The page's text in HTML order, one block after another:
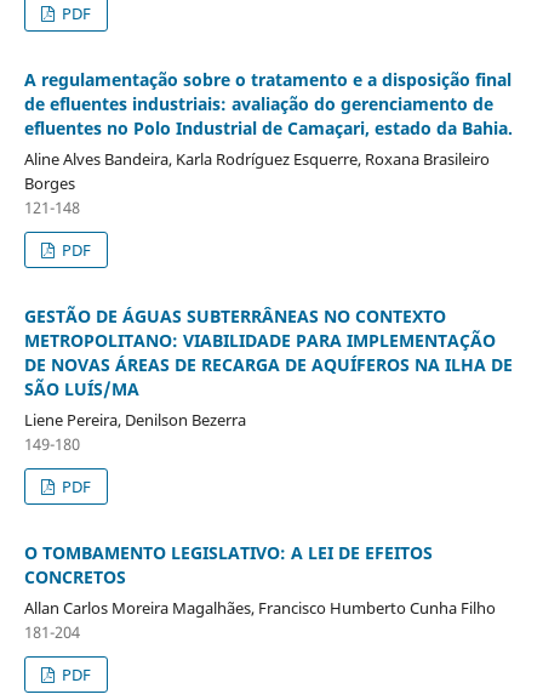
PDF
A regulamentação sobre o tratamento e a disposição final
de efluentes industriais: avaliação do gerenciamento de
efluentes no Polo Industrial de Camaçari, estado da Bahia.
Aline Alves Bandeira, Karla Rodríguez Esquerre, Roxana Brasileiro
Borges
121-148
PDF
GESTÃO DE ÁGUAS SUBTERRÂNEAS NO CONTEXTO
METROPOLITANO: VIABILIDADE PARA IMPLEMENTAÇÃO
DE NOVAS ÁREAS DE RECARGA DE AQUÍFEROS NA ILHA DE
SÃO LUÍS/MA
Liene Pereira, Denilson Bezerra
149-180
PDF
O TOMBAMENTO LEGISLATIVO: A LEI DE EFEITOS
CONCRETOS
Allan Carlos Moreira Magalhães, Francisco Humberto Cunha Filho
181-204
PDF